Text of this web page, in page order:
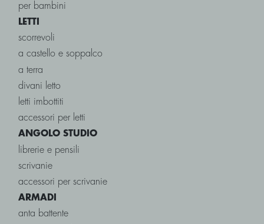
per bambini
LETTI
scorrevoli
a castello e soppalco
a terra
divani letto
letti imbottiti
accessori per letti
ANGOLO STUDIO
librerie e pensili
scrivanie
accessori per scrivanie
ARMADI
anta battente